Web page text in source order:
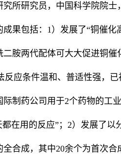
所研究员，中国科学院院
果包括：1）发展了“铜催
胺两代配体可大大促进铜
反应条件温和、普适性强，
制药公司用于2个药物的工
都在用的反应”；2）发展了
全合成，其中20余个为首次